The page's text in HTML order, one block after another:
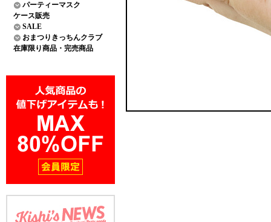
パーティーマスク
ケース販売
SALE
おまつりきっちんクラブ
在庫限り商品・完売商品